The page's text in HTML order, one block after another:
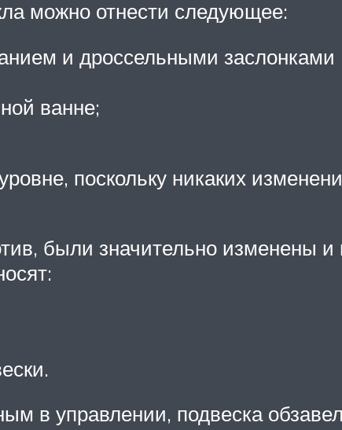
можно отнести следующее:
и дроссельными заслонками
ванне;
поскольку никаких
были значительно изменены и
в управлении, подвеска